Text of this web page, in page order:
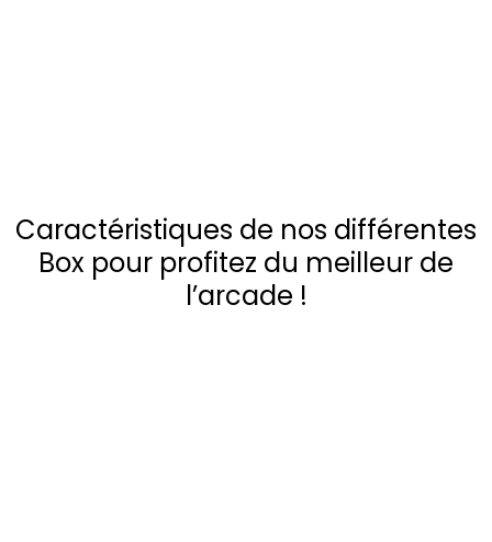
Caractéristiques de nos différentes
Box pour profitez du meilleur de
l’arcade !